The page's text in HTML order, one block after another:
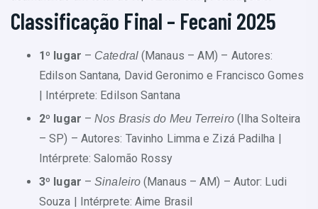
Classificação Final – Fecani 2025
1º lugar – Catedral(Manaus – AM) – Autores:
Edilson Santana, David Geronimo e Francisco Gomes
| Intérprete: Edilson Santana
2º lugar –Nos Brasis do Meu Terreiro(Ilha Solteira
– SP) – Autores: Tavinho Limma e Zizá Padilha |
Intérprete: Salomão Rossy
3º lugar –Sinaleiro (Manaus – AM) – Autor: Ludi
Souza | Intérprete: Aime Brasil